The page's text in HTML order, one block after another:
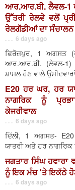
ਆਰ.ਆਰ.ਬੀ. ਲੈਵਲ-1
ਉੱਤਰੀ ਰੇਲਵੇ ਵਲੋਂ
ਰੇਲਗੱਡੀਆਂ ਦਾ ਸੰਚਾਲਨ
. . . 6 days ago
ਫਿਰੋਜ਼ਪੁਰ, 1 ਅਗਸਤ
ਆਰ.ਆਰ.ਬੀ. (ਲੇਵਲ-1)
ਸ਼ਾਮਲ ਹੋਣ ਵਾਲੇ
E20 ਹਰ ਘਰ, ਹਰ
ਨਾਗਰਿਕ ਨੂੰ
ਕੇਜਰੀਵਾਲ
. . . 6 days ago
ਦਿੱਲੀ, 1 ਅਗਸਤ-
ਯਾਤਰੀ ਅਤੇ ਹਰ ਨਾਗਰਿਕ
ਜਗਤਾਰ ਸਿੰਘ ਹਵਾਰਾ
ਨੂੰ ਇਕ ਮੰਚ 'ਤੇ ਇਕੱਠੇ
. . . 6 days ago